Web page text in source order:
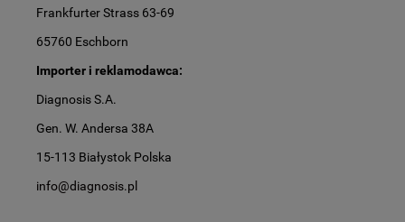
Frankfurter Strass 63-69
65760 Eschborn
Importer i reklamodawca:
Diagnosis S.A.
Gen. W. Andersa 38A
15-113 Białystok Polska
info@diagnosis.pl